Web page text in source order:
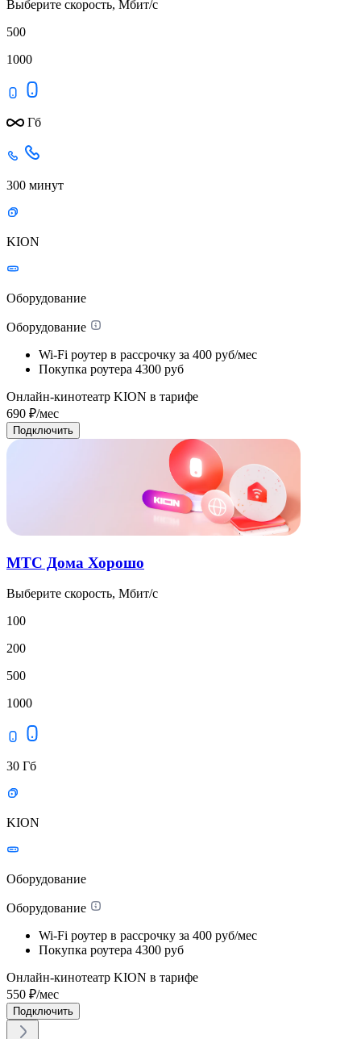
Выберите скорость, Мбит/с
500
1000
Гб
300 минут
KION
Оборудование
Оборудование
Wi-Fi роутер в рассрочку за 400 руб/мес
Покупка роутера 4300 руб
Онлайн-кинотеатр KION в тарифе
690 ₽/мес
Подключить
МТС Дома Хорошо
Выберите скорость, Мбит/с
100
200
500
1000
30 Гб
KION
Оборудование
Оборудование
Wi-Fi роутер в рассрочку за 400 руб/мес
Покупка роутера 4300 руб
Онлайн-кинотеатр KION в тарифе
550 ₽/мес
Подключить